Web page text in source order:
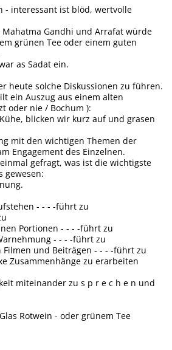
- interessant ist blöd, wertvolle
Mahatma Gandhi und Arrafat würde
grünen Tee oder einem guten
as Sadat ein.
heute solche Diskussionen zu führen.
ein Auszug aus einem alten
oder nie / Bochum ):
blicken wir kurz auf und grasen
mit den wichtigen Themen der
Engagement des Einzelnen.
gefragt, was ist die wichtigste
gewesen:
- - - -führt zu
Portionen - - - -führt zu
- - - -führt zu
Filmen und Beiträgen - - - -führt zu
Zusammenhänge zu erarbeiten
miteinander zu s p r e c h e n und
Rotwein - oder grünem Tee